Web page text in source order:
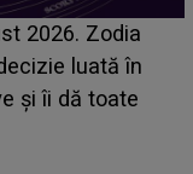
până
din Casa Iubirii
despre mama
pentru